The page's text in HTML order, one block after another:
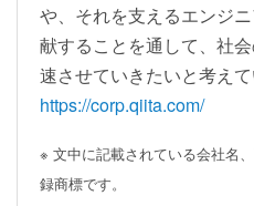
や、それを支えるエンジ
献することを通して、社
速させていきたいと考えて
https://corp.qiita.com/
※ 文中に記載されている会社名
録商標です。